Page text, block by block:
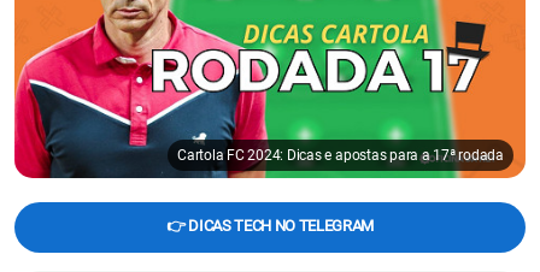
Cartola FC 2024: Dicas e apostas para a 17ª rodada
👉 DICAS TECH NO TELEGRAM